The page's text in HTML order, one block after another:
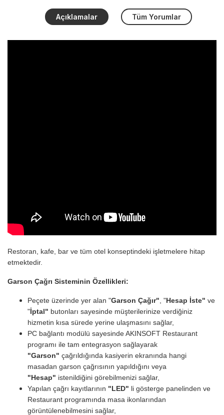
Açıklamalar Tüm Yorumlar
Restoran, kafe, bar ve tüm otel konseptindeki işletmelere hitap
etmektedir.
Garson Çağrı Sisteminin Özellikleri:
Peçete üzerinde yer alan "Garson Çağır" , "Hesap İste" ve
"İptal" butonları sayesinde müşterilerinize verdiğiniz
hizmetin kısa sürede yerine ulaşmasını sağlar,
PC bağlantı modülü sayesinde AKINSOFT Restaurant
programı ile tam entegrasyon sağlayarak
"Garson" çağrıldığında kasiyerin ekranında hangi
masadan garson çağrısının yapıldığını veya
"Hesap" istenildiğini görebilmenizi sağlar,
Yapılan çağrı kayıtlarının "LED" li gösterge panelinden ve
Restaurant programında masa ikonlarından
görüntülenebilmesini sağlar,